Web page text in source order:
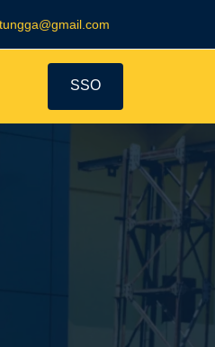
SSO